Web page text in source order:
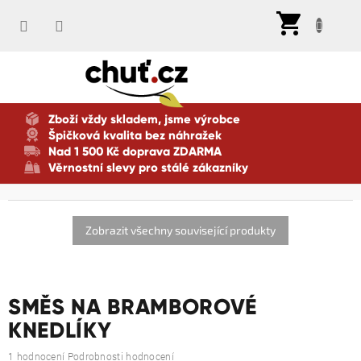
Zboží vždy skladem, jsme výrobce
Špičková kvalita bez náhražek
Nad 1 500 Kč doprava ZDARMA
Věrnostní slevy pro stálé zákazníky
SMĚS NA BRAMBOROVÉ
KNEDLÍKY
Průměrné
1 hodnocení Podrobnosti hodnocení
Zobrazit všechny související produkty